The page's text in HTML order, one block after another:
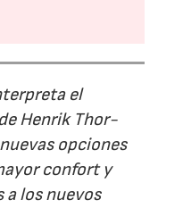
el
Henrik Thor-
opciones
confort y
a los nuevos